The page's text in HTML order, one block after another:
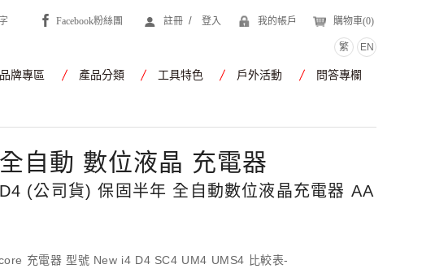
Facebook粉絲團 註冊 / 登入 我的帳戶 購物車(0)
繁 EN
品牌專區 產品分類 工具特色 戶外活動 問答專欄
自動 數位液晶 充電器
(公司貨) 保固半年 全自動數位液晶充電器 AA